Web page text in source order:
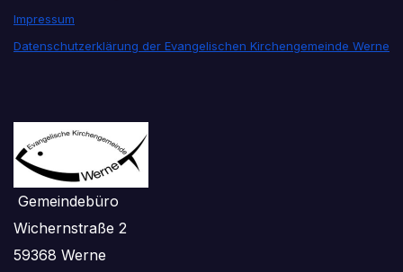
Impressum
Datenschutzerklärung der Evangelischen Kirchengemeinde Werne
Gemeindebüro
Wichernstraße 2
59368 Werne